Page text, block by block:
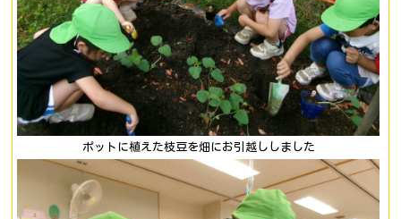
ポットに植えた枝豆を畑にお引越ししました